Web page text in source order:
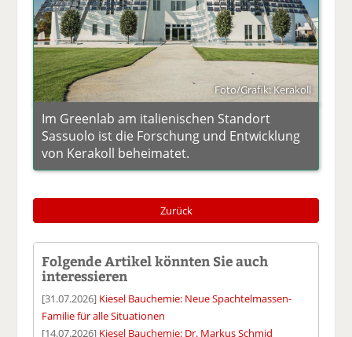
Foto/Grafik: Kerakoll
Im Greenlab am italienischen Standort
Sassuolo ist die Forschung und Entwicklung
von Kerakoll beheimatet.
Zurück
Folgende Artikel könnten Sie auch
interessieren
[31.07.2026] Kiesel Bauchemie: Neue Spachtelmassen-
Familie für alle Situationen
[14.07.2026] Kiesel Bauchemie: Dr. Markus Schmid